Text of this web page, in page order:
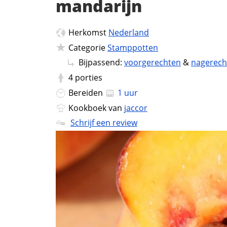
mandarijn
Herkomst Nederland
CategorieStamppotten
Bijpassend: voorgerechten &
4 porties
Bereiden
1 uur
Kookboek van jaccor
Schrijf een review